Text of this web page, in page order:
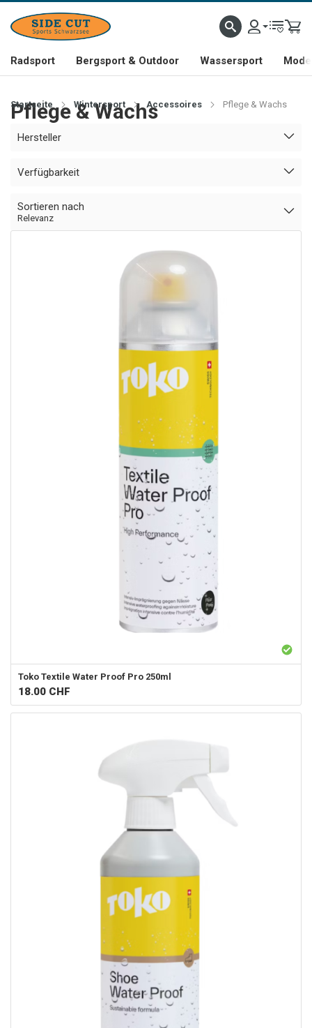
Radsport Bergsport & Outdoor Wassersport
Startseite Wintersport Accessoires Pflege & Wachs
Pflege & Wachs
Hersteller
Verfügbarkeit
Sortieren nach
Relevanz
Toko Textile Water Proof Pro 250ml
18.00 CHF